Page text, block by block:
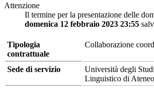
Attenzione
Il termine per la presentazione delle
domenica 12 febbraio 2023 23:55
Tipologia
contrattuale
Collaborazione
Sede di servizio
Università degli
Linguistico di Ateneo